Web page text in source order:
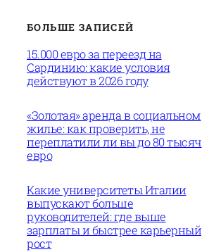
БОЛЬШЕ ЗАПИСЕЙ
15.000 евро за переезд на
Сардинию: какие условия
действуют в 2026 году
«Золотая» аренда в социальном
жилье: как проверить, не
переплатили ли вы до 80 тысяч
евро
Какие университеты Италии
выпускают больше
руководителей: где выше
зарплаты и быстрее карьерный
рост